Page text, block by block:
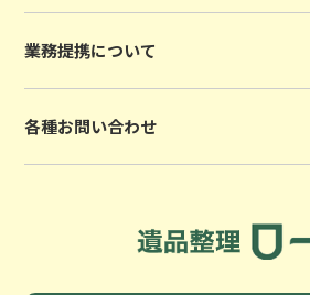
業務提携について
各種お問い合わせ